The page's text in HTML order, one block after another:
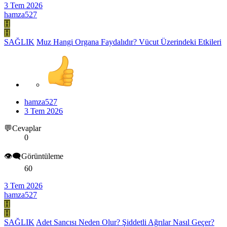
3 Tem 2026
hamza527
H
H
SAĞLIK Muz Hangi Organa Faydalıdır? Vücut Üzerindeki Etkileri
hamza527
3 Tem 2026
💬Cevaplar
0
👁️‍🗨️Görüntüleme
60
3 Tem 2026
hamza527
H
H
SAĞLIK Adet Sancısı Neden Olur? Şiddetli Ağrılar Nasıl Geçer?